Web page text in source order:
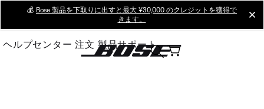
Main
💰 Bose 製品を下取りに出すと最大 ¥30,000 のクレジットを獲得で
きます。
ヘルプセンター 注文 製品サポート